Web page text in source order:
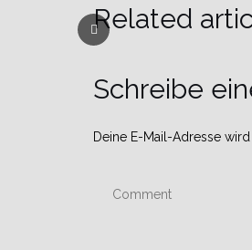
Related
Schreibe
Deine E-Mail-Adresse